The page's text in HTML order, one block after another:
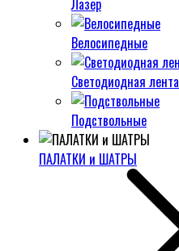
Лазер
Велосипедные
Светодиодная лента
Подствольные
ПАЛАТКИ и ШАТРЫ